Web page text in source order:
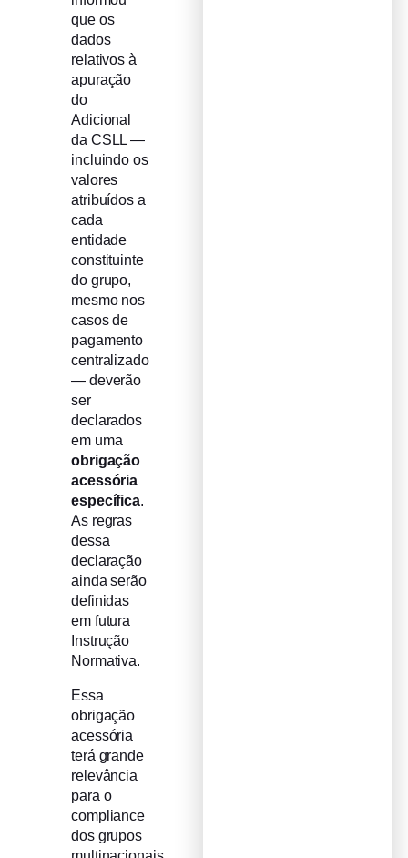
que os
dados
relativos à
apuração
do
Adicional
da CSLL —
incluindo os
valores
atribuídos a
cada
entidade
constituinte
do grupo,
mesmo nos
casos de
pagamento
centralizado
— deverão
ser
declarados
em uma
obrigação
acessória
específica.
As regras
dessa
declaração
ainda serão
definidas
em futura
Instrução
Normativa.
Essa
obrigação
acessória
terá grande
relevância
para o
compliance
dos grupos